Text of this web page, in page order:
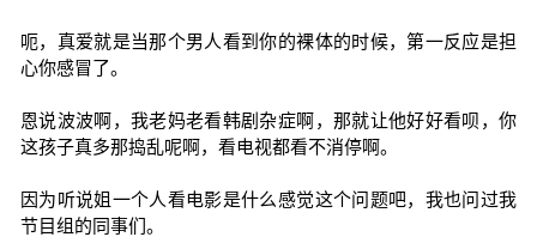
呃，真爱就是当那个男人看到你的裸体的时候，第一反应是担
心你感冒了。
恩说波波啊，我老妈老看韩剧杂症啊，那就让他好好看呗，你
这孩子真多那捣乱呢啊，看电视都看不消停啊。
因为听说姐一个人看电影是什么感觉这个问题吧，我也问过我
节目组的同事们。